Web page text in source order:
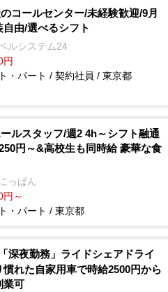
コールセンター/未経験歓迎/9月
自由/選べるシフト
ルシステム24
円
・パート / 契約社員 / 東京都
ルスタッフ/週2 4h～シフト融通
円～&高校生も同時給 豪華な食
っぱん
～
・パート / 東京都
「深夜勤務」ライドシェアドライ
慣れた自家用車で時給2500円から
業可